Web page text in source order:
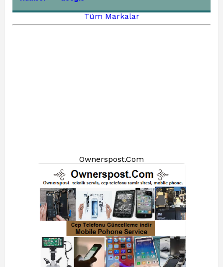
Tüm Markalar
Ownerspost.Com